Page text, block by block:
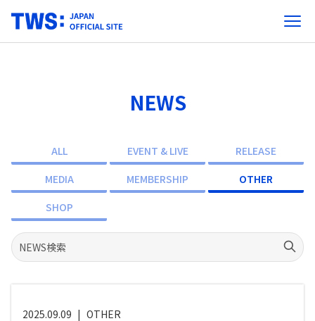
NEWS
ALL EVENT & LIVE
RELEASE
MEDIA
MEMBERSHIP
OTHER
SHOP
2025.09.09 | OTHER